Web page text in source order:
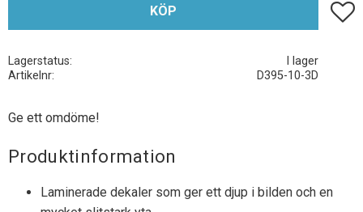
KÖP Lägg
Lagerstatus
I lager
Artikelnr
D395-10-3D
Ge ett omdöme!
Produktinformation
Laminerade dekaler som ger ett djup i bilden och en